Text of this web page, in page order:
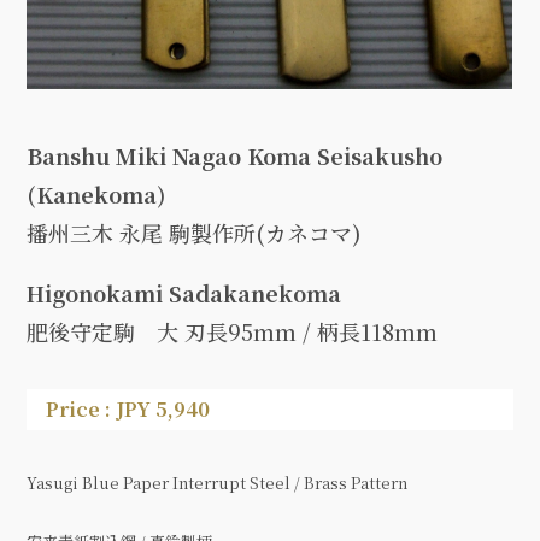
Banshu Miki Nagao Koma Seisakusho
(Kanekoma)
播州三木 永尾 駒製作所(カネコマ)
Higonokami Sadakanekoma
肥後守定駒 大 刃長95mm / 柄長118mm
Price : JPY 5,940
Yasugi Blue Paper Interrupt Steel / Brass Pattern